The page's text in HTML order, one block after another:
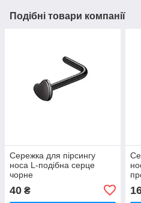
Подібні товари компанії
Сережка для пірсингу
носа L-подібна серце
чорне
40 ₴